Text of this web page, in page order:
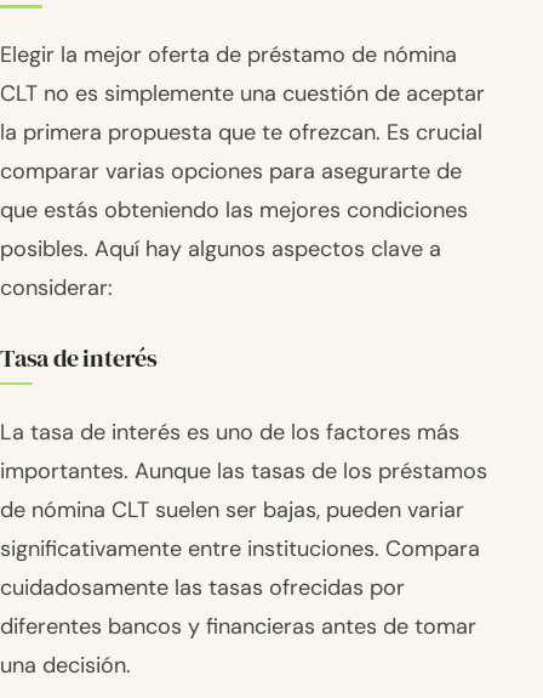
Elegir la mejor oferta de préstamo de nómina
CLT no es simplemente una cuestión de aceptar
la primera propuesta que te ofrezcan. Es crucial
comparar varias opciones para asegurarte de
que estás obteniendo las mejores condiciones
posibles. Aquí hay algunos aspectos clave a
considerar:
Tasa de interés
La tasa de interés es uno de los factores más
importantes. Aunque las tasas de los préstamos
de nómina CLT suelen ser bajas, pueden variar
significativamente entre instituciones. Compara
cuidadosamente las tasas ofrecidas por
diferentes bancos y financieras antes de tomar
una decisión.